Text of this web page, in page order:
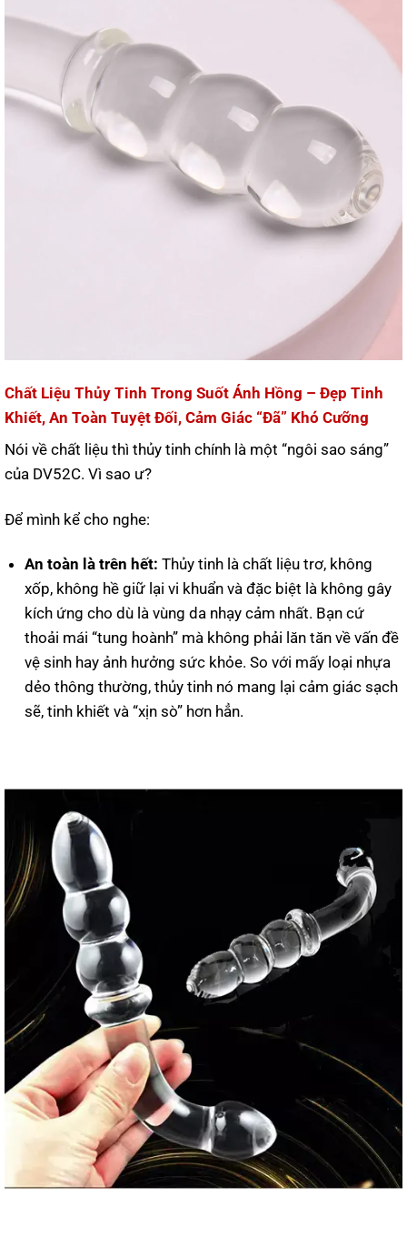
Chất Liệu Thủy Tinh Trong Suốt Ánh Hồng – Đẹp Tinh
Khiết, An Toàn Tuyệt Đối, Cảm Giác “Đã” Khó Cưỡng
Nói về chất liệu thì thủy tinh chính là một “ngôi sao sáng”
của DV52C. Vì sao ư?
Để mình kể cho nghe:
An toàn là trên hết: Thủy tinh là chất liệu trơ, không
xốp, không hề giữ lại vi khuẩn và đặc biệt là không gây
kích ứng cho dù là vùng da nhạy cảm nhất. Bạn cứ
thoải mái “tung hoành” mà không phải lăn tăn về vấn đề
vệ sinh hay ảnh hưởng sức khỏe. So với mấy loại nhựa
dẻo thông thường, thủy tinh nó mang lại cảm giác sạch
sẽ, tinh khiết và “xịn sò” hơn hẳn.